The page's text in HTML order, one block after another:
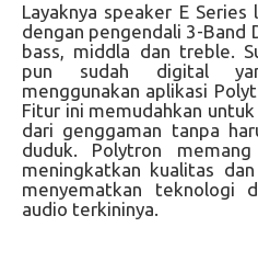
Layaknya speaker E Series
dengan pengendali 3-Band
bass, middla dan treble.
pun sudah digital
menggunakan aplikasi
Fitur ini memudahkan
dari genggaman tanpa
duduk. Polytron
meningkatkan kualitas
menyematkan teknologi
audio terkininya.